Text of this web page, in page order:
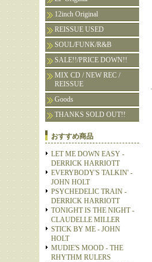
12inch Original
REISSUE USED
SOUL/FUNK/R&B
SALE!!/PRICE DOWN!!
MIX CD / NEW REC /
REISSUE
Goods
THANKS SOLD OUT!!
おすすめ商品
LET ME DOWN EASY -
DERRICK HARRIOTT
EVERYBODY'S TALKIN' -
JOHN HOLT
PSYCHEDELIC TRAIN -
DERRICK HARRIOTT
TONIGHT IS THE NIGHT -
CLAUDELLE MILLER
STICK BY ME - JOHN
HOLT
MUDIE'S MOOD - THE
RHYTHM RULERS